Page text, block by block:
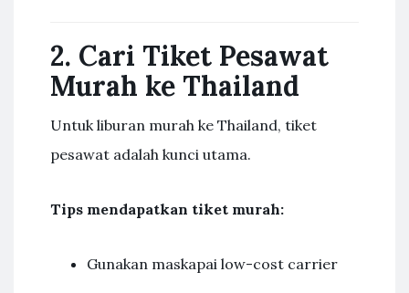
2. Cari Tiket Pesawat
Murah ke Thailand
Untuk liburan murah ke Thailand, tiket
pesawat adalah kunci utama.
Tips mendapatkan tiket murah:
Gunakan maskapai low-cost carrier